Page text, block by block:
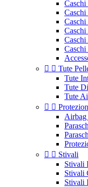
Caschi
Caschi
Caschi
Caschi
  Tute
Tute
Tute
Tute
 
Airbag
  Stivali
Stivali
Stivali
Stivali